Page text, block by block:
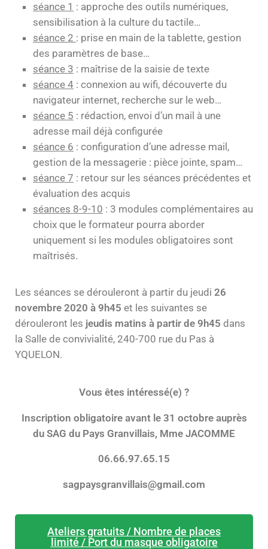
séance 1 : approche des outils numériques,
sensibilisation à la culture du tactile…
séance 2 : prise en main de la tablette, gestion
des paramètres de base…
séance 3 : maîtrise de la saisie de texte
séance 4 : connexion au wifi, découverte du
navigateur internet, recherche sur le web…
séance 5 : rédaction, envoi d’un mail à une
adresse mail déjà configurée
séance 6 : configuration d’une adresse mail,
gestion de la messagerie : pièce jointe, spam…
séance 7 : retour sur les séances précédentes et
évaluation des acquis
séances 8-9-10 : 3 modules complémentaires au
choix que le formateur pourra aborder
uniquement si les modules obligatoires sont
maîtrisés.
Les séances se dérouleront à partir du jeudi 26
novembre 2020 à 9h45 et les suivantes se
dérouleront les jeudis matins à partir de 9h45 dans
la Salle de convivialité, 240-700 rue du Pas à
YQUELON.
Vous êtes intéressé(e) ?
Inscription obligatoire avant le 31 octobre auprès
du SAG du Pays Granvillais, Mme JACOMME
06.66.97.65.15
sagpaysgranvillais@gmail.com
Ateliers gratuits / Nombre de places
limité / Port du masque obligatoire